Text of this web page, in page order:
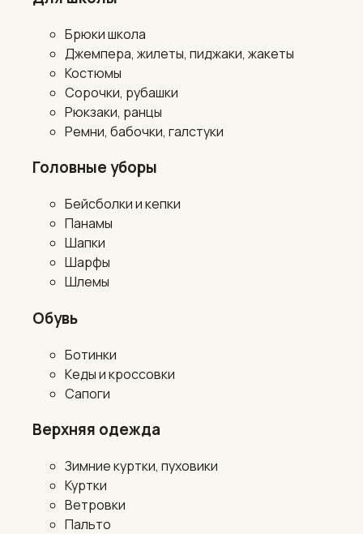
Брюки школа
Джемпера, жилеты, пиджаки, жакеты
Костюмы
Сорочки, рубашки
Рюкзаки, ранцы
Ремни, бабочки, галстуки
Головные уборы
Бейсболки и кепки
Панамы
Шапки
Шарфы
Шлемы
Обувь
Ботинки
Кеды и кроссовки
Сапоги
Верхняя одежда
Зимние куртки, пуховики
Куртки
Ветровки
Пальто